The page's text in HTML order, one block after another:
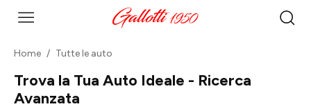
Home Tutte le auto
Trova la Tua Auto Ideale - Ricerca
Avanzata